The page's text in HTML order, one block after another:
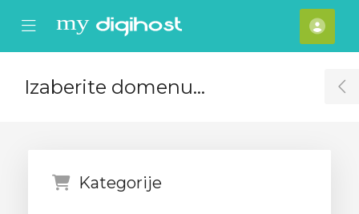
Mobile Menu
Mobile Menu
Izaberite domenu...
Kategorije